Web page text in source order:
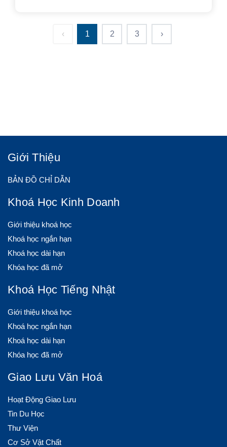
‹ 1 2 3 ›
Giới Thiệu
BẢN ĐỒ CHỈ DẪN
Khoá Học Kinh Doanh
Giới thiệu khoá học
Khoá học ngắn hạn
Khoá học dài hạn
Khóa học đã mở
Khoá Học Tiếng Nhật
Giới thiệu khoá học
Khoá học ngắn hạn
Khoá học dài hạn
Khóa học đã mở
Giao Lưu Văn Hoá
Hoạt Động Giao Lưu
Tin Du Học
Thư Viện
Cơ Sở Vật Chất